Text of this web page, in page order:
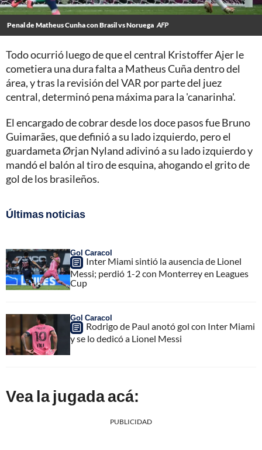
Penal de Matheus Cunha con Brasil vs Noruega AFP
Todo ocurrió luego de que el central Kristoffer Ajer le
cometiera una dura falta a Matheus Cuña dentro del
área, y tras la revisión del VAR por parte del juez
central, determinó pena máxima para la 'canarinha'.
El encargado de cobrar desde los doce pasos fue Bruno
Guimarães, que definió a su lado izquierdo, pero el
guardameta Ørjan Nyland adivinó a su lado izquierdo y
mandó el balón al tiro de esquina, ahogando el grito de
gol de los brasileños.
Últimas noticias
Gol Caracol
Inter Miami sintió la ausencia de Lionel
Messi; perdió 1-2 con Monterrey en Leagues
Cup
Gol Caracol
Rodrigo de Paul anotó gol con Inter Miami
y se lo dedicó a Lionel Messi
Vea la jugada acá:
PUBLICIDAD